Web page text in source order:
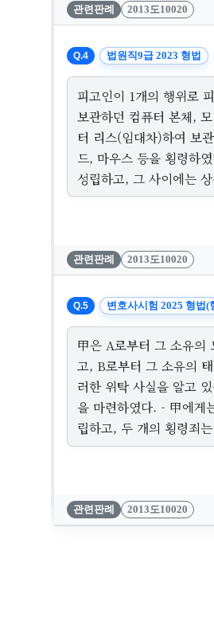
관련판례 2013도10020
Q.4 법원직9급 2023 형법
피고인이 1개의 행위로
보관하던 컴퓨터 본체,
터 리스(임대차)하여 보
드, 마우스 등을 횡령하
성립하고, 그 사이에는
관련판례 2013도10020
Q.5 변호사시험 2025 형법(
甲은 A로부터 그 소유의
고, B로부터 그 소유의
러한 위탁 사실을 알고
을 마련하였다. - 甲에게
립하고, 두 개의 횡령죄
관련판례 2013도10020